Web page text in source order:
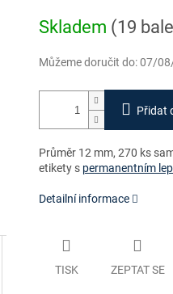
cena:
Skladem (19
Můžeme doručit do: 07/
Přidat
Průměr 12 mm, 270 ks
etikety s permanentním
Detailní informace
TISK ZEPTAT SE